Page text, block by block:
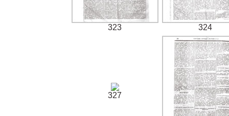
323 324
327